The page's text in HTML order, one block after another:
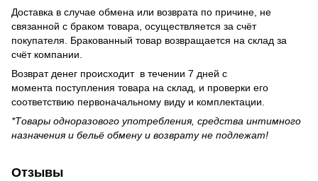
Доставка в случае обмена или возврата по причине, не
связанной с браком товара, осуществляется за счёт
покупателя. Бракованный товар возвращается на склад за
счёт компании.
Возврат денег происходит в течении 7 дней с
момента поступления товара на склад, и проверки его
соответствию первоначальному виду и комплектации.
*Товары одноразового употребления, средства интимного
назначения и бельё обмену и возврату не подлежат!
Отзывы